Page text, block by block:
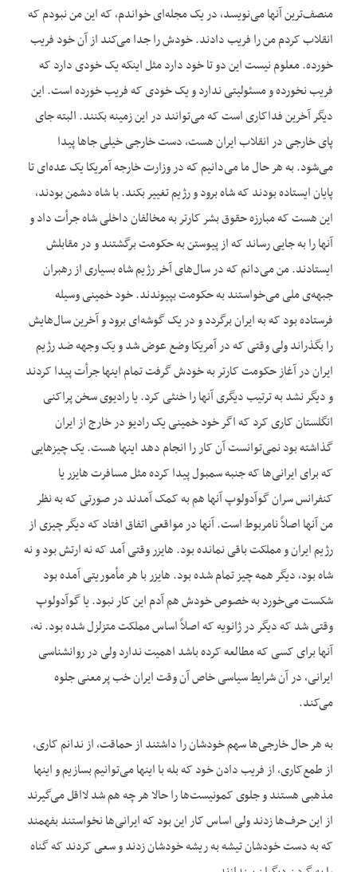
منصف‌ترین آنها می‌نویسد، در یک مجله‌ای خواندم، که این من نبودم که
انقلاب کردم من را فریب دادند. خودش را جدا می‌کند از آن خود فریب
خورده. معلوم نیست این دو تا خود دارد مثل اینکه یک خودی دارد که
فریب نخورده و مسئولیتی ندارد و یک خودی که فریب خورده است. این
دیگر آخرین فداکاری است که می‌توانند در این زمینه بکنند. البته جای
پای خارجی در انقلاب ایران هست، دست خارجی خیلی جاها پیدا
می‌شود. به هر حال ما می‌دانیم که در وزارت خارجه آمریکا یک عده‌ای تا
پایان ایستاده بودند که شاه برود و رژیم تغییر بکند. با شاه دشمن بودند،
این هست که مبارزه حقوق بشر کارتر به مخالفان داخلی شاه جرأت داد و
آنها را به جایی رساند که از پیوستن به حکومت برگشتند و در مقابلش
ایستادند. من می‌دانم که در سال‌های آخر رژیم شاه بسیاری از رهبران
جبهه‌ی ملی می‌خواستند به حکومت بپیوندند. خود خمینی وسیله
فرستاده بود که به ایران برگردد و در یک گوشه‌ای برود و آخرین سال‌هایش
را بگذراند ولی وقتی که در آمریکا وضع عوض شد و یک وجهه ضد رژیم
ایران در آغاز حکومت کارتر به خودش گرفت تمام اینها جرأت پیدا کردند
و دیگر نشد به ترتیب دیگری آنها را خنثی کرد. یا رادیوی سخن پراکنی
انگلستان کاری کرد که اگر خود خمینی یک رادیو در خارج از ایران
گذاشته بود نمی‌توانست آن کار را انجام دهد اینها هست. یک چیزهایی
که برای ایرانی‌ها که جنبه سمبول پیدا کرده مثل مسافرت هایزر یا
کنفرانس سران گوآدولوپ آنها هم به کمک آمدند در صورتی که به نظر
من آنها اصلاً نامربوط است. آنها در مواقعی اتفاق افتاد که دیگر چیزی از
رژیم ایران و مملکت باقی نمانده بود. هایزر وقتی آمد که نه ارتش بود و نه
شاه بود، دیگر همه چیز تمام شده بود. هایزر با هر مأموریتی آمده بود
شکست می‌خورد به خصوص خودش هم آدم این کار نبود. یا گوآدولوپ
وقتی شد که دیگر در ژانویه که اصلاً اساس مملکت متزلزل شده بود. نه،
آنها برای کسی که مطالعه کرده باشد اهمیت ندارد ولی در روانشناسی
ایرانی، در آن شرایط سیاسی خاص آن وقت ایران خب پرمعنی جلوه
می‌کند.
به هر حال خارجی‌ها سهم خودشان را داشتند از حماقت، از ندانم کاری،
از طمع‌کاری، از فریب دادن خود که بله با اینها می‌توانیم بسازیم و اینها
مذهبی هستند و جلوی کمونیست‌ها را حالا هر چه هم شد لااقل می‌گیرند
از این حرف‌ها زدند ولی اساس کار این بود که ایرانی‌ها نخواستند بفهمند
که به دست خودشان تیشه به ریشه خودشان زدند و سعی کردند که گناه